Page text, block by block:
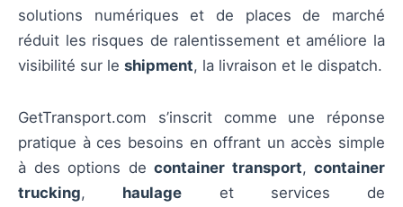
solutions numériques et de places de marché
réduit les risques de ralentissement et améliore la
visibilité sur le shipment, la livraison et le dispatch.
GetTransport.com s’inscrit comme une réponse
pratique à ces besoins en offrant un accès simple
à des options de container transport, container
trucking, haulage et services de